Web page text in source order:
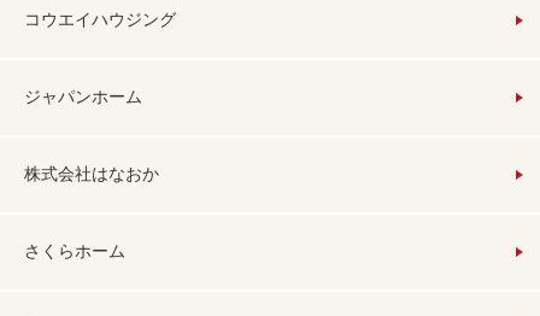
コウエイハウジング
ジャパンホーム
株式会社はなおか
さくらホーム